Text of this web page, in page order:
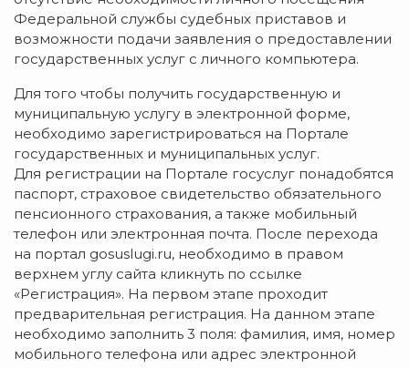
Федеральной службы судебных приставов и
возможности подачи заявления о предоставлении
государственных услуг с личного компьютера.
Для того чтобы получить государственную и
муниципальную услугу в электронной форме,
необходимо зарегистрироваться на Портале
государственных и муниципальных услуг.
Для регистрации на Портале госуслуг понадобятся
паспорт, страховое свидетельство обязательного
пенсионного страхования, а также мобильный
телефон или электронная почта. После перехода
на портал gosuslugi.ru, необходимо в правом
верхнем углу сайта кликнуть по ссылке
«Регистрация». На первом этапе проходит
предварительная регистрация. На данном этапе
необходимо заполнить 3 поля: фамилия, имя, номер
мобильного телефона или адрес электронной